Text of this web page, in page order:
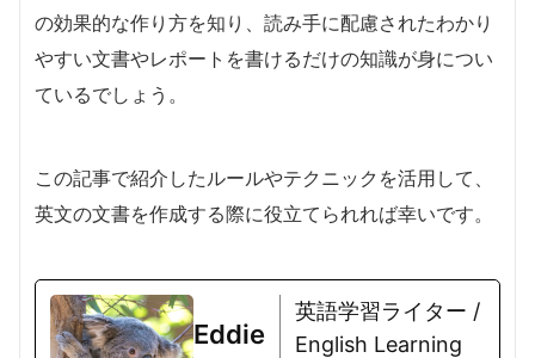
の効果的な作り方を知り、読み手に配慮されたわかり
やすい文書やレポートを書けるだけの知識が身につい
ているでしょう。
この記事で紹介したルールやテクニックを活用して、
英文の文書を作成する際に役立てられれば幸いです。
Eddie
英語学習ライター /
English Learning